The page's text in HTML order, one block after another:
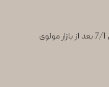
آدرس : شعبه مرکزی :مشهد، مصلی 7/1 بعد از بازار مولوی